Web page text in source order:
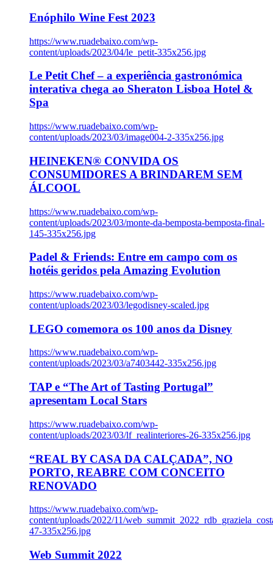
Enóphilo Wine Fest 2023
https://www.ruadebaixo.com/wp-
content/uploads/2023/04/le_petit-335x256.jpg
Le Petit Chef – a experiência gastronómica
interativa chega ao Sheraton Lisboa Hotel &
Spa
https://www.ruadebaixo.com/wp-
content/uploads/2023/03/image004-2-335x256.jpg
HEINEKEN® CONVIDA OS
CONSUMIDORES A BRINDAREM SEM
ÁLCOOL
https://www.ruadebaixo.com/wp-
content/uploads/2023/03/monte-da-bemposta-bemposta-final-
145-335x256.jpg
Padel & Friends: Entre em campo com os
hotéis geridos pela Amazing Evolution
https://www.ruadebaixo.com/wp-
content/uploads/2023/03/legodisney-scaled.jpg
LEGO comemora os 100 anos da Disney
https://www.ruadebaixo.com/wp-
content/uploads/2023/03/a7403442-335x256.jpg
TAP e “The Art of Tasting Portugal”
apresentam Local Stars
https://www.ruadebaixo.com/wp-
content/uploads/2023/03/lf_realinteriores-26-335x256.jpg
“REAL BY CASA DA CALÇADA”, NO
PORTO, REABRE COM CONCEITO
RENOVADO
https://www.ruadebaixo.com/wp-
content/uploads/2022/11/
47-335x256.jpg
Web Summit 2022